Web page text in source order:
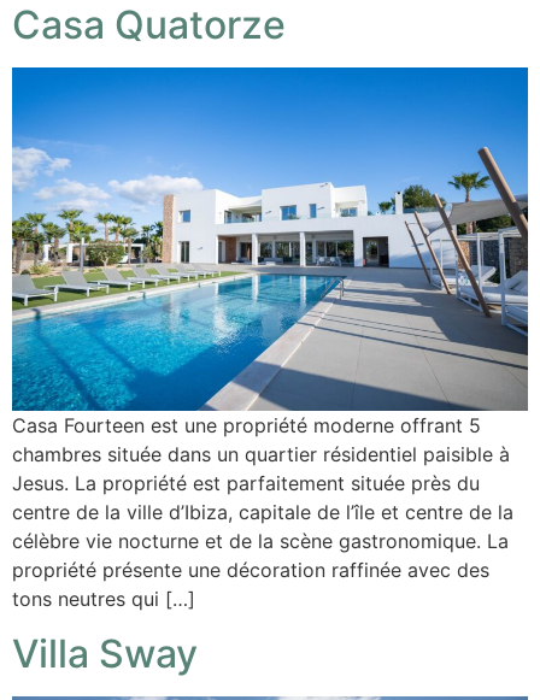
Casa Quatorze
Casa Fourteen est une propriété moderne offrant 5
chambres située dans un quartier résidentiel paisible à
Jesus. La propriété est parfaitement située près du
centre de la ville d’Ibiza, capitale de l’île et centre de la
célèbre vie nocturne et de la scène gastronomique. La
propriété présente une décoration raffinée avec des
tons neutres qui […]
Villa Sway